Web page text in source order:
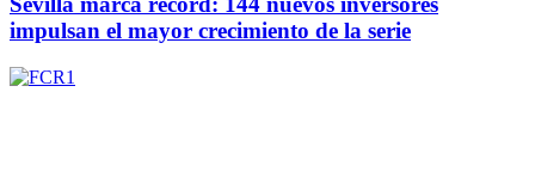
impulsan el mayor crecimiento de la serie